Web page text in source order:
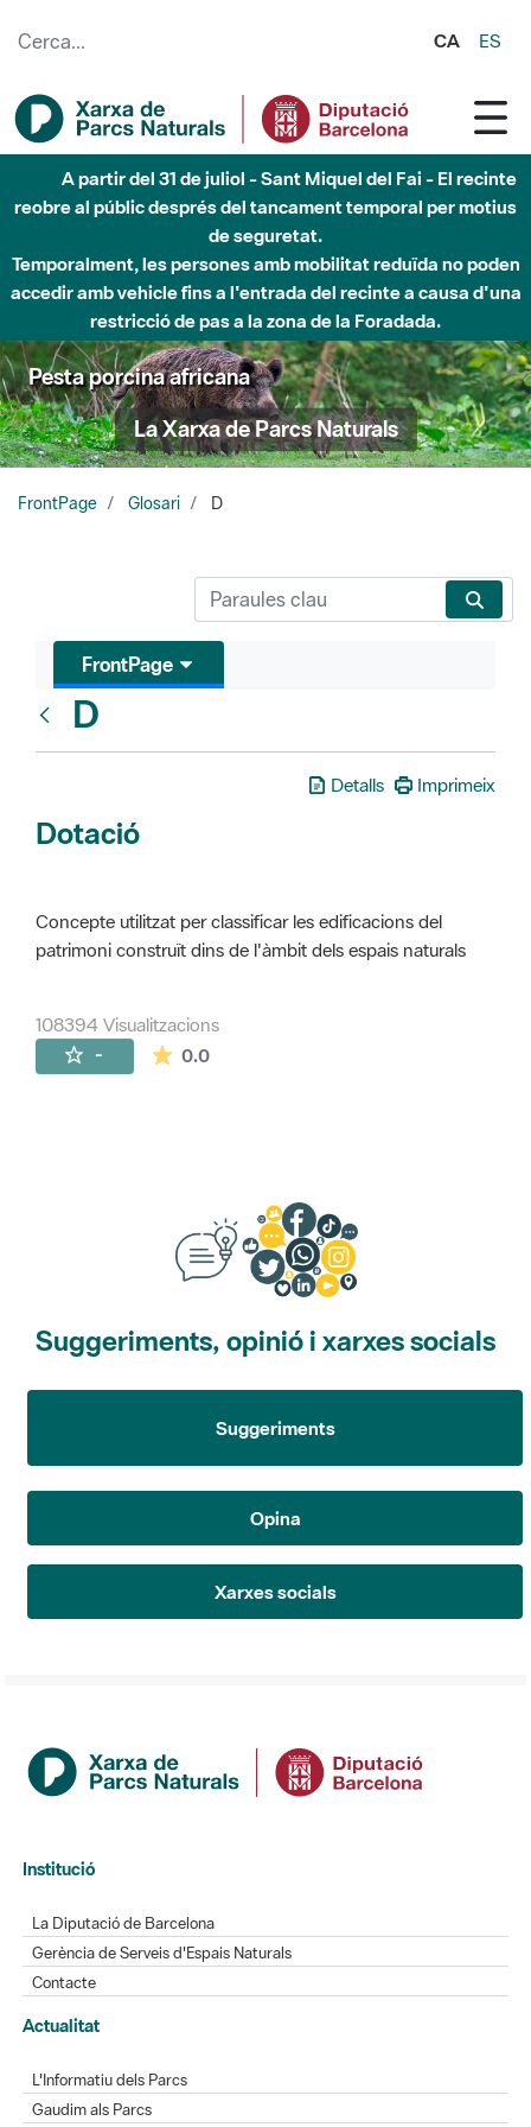
CA ES
A partir del 31 de juliol - Sant Miquel del Fai - El recinte
reobre al públic després del tancament temporal per motius
de seguretat.
Temporalment, les persones amb mobilitat reduïda no poden
accedir amb vehicle fins a l'entrada del recinte a causa d'una
restricció de pas a la zona de la Foradada.
Pesta porcina africana
La Xarxa de Parcs Naturals
FrontPage Glosari D
FrontPage
D
Detalls Imprimeix
Dotació
Concepte utilitzat per classificar les edificacions del
patrimoni construït dins de l'àmbit dels espais naturals
108394 Visualitzacions
- 0.0La mitjana de les valoracions és de 0
Suggeriments, opinió i xarxes socials
Suggeriments
Opina
Xarxes socials
Institució
La Diputació de Barcelona
Gerència de Serveis d'Espais Naturals
Contacte
Actualitat
L'Informatiu dels Parcs
Gaudim als Parcs